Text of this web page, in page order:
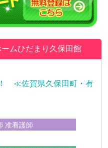
ムひだまり久保田館
≪佐賀県久保田町・有
准看護師